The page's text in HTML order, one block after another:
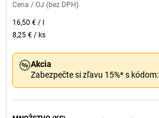
Cena / OJ (bez DPH)
16,50 € /
8,25 € / ks
Akcia
Zabezpečte si zľavu 15%* s kódom: